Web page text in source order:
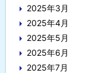
2025年3月
2025年4月
2025年5月
2025年6月
2025年7月